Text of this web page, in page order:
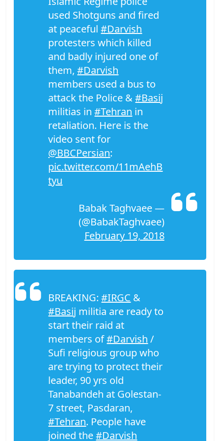
used Shotguns and fired
at peaceful#Darvish
protesters which killed
and badly injured one of
them,#Darvish
members used a bus to
attack the Police &#Basij
militias in#Tehran in
retaliation. Here is the
video sent for
@BBCPersian:
pic.twitter.com/11mAehB
tyu
— Babak Taghvaee
(@BabakTaghvaee)
February 19, 2018
BREAKING:#IRGC &
#Basij militia are ready to
start their raid at
members of#Darvish /
Sufi religious group who
are trying to protect their
leader, 90 yrs old
Tanabandeh at Golestan-
7 street, Pasdaran,
#Tehran. People have
joined the#Darvish